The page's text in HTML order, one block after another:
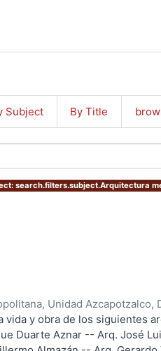
Subject By Title
search.filters.subject.Arquitectura
Unidad Azcapotzalco,
de Investigación y
Eduardo
vida y obra de los siguientes
Duarte Aznar -- Arq. José